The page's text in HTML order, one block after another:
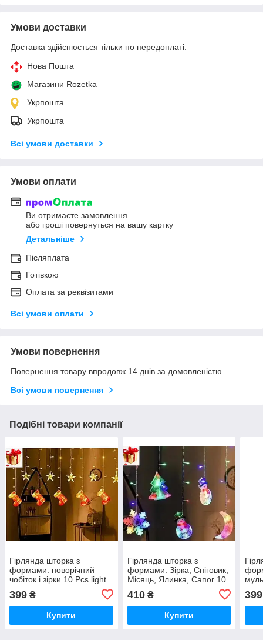
Умови доставки
Доставка здійснюється тільки по передоплаті.
Нова Пошта
Магазини Rozetka
Укрпошта
Укрпошта
Всі умови доставки
Умови оплати
Ви отримаєте замовлення
або гроші повернуться на вашу картку
Детальніше
Післяплата
Готівкою
Оплата за реквізитами
Всі умови оплати
Умови повернення
Повернення товару впродовж 14 днів за домовленістю
Всі умови повернення
Подібні товари компанії
Гірлянда шторка з
формами: новорічний
чобіток і зірки 10 Pcs light
399 ₴
Купити
Гірлянда шторка з
формами: Зірка, Сніговик,
Місяць, Ялинка, Сапог 10
гірлянда-штора
410₴
Купити
399